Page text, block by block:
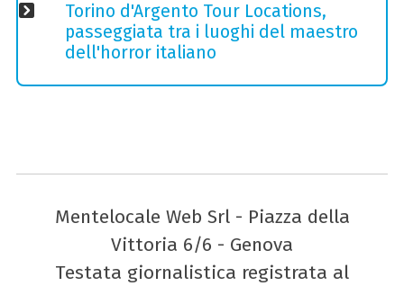
Torino d'Argento Tour Locations,
passeggiata tra i luoghi del maestro
dell'horror italiano
Mentelocale Web Srl - Piazza della
Vittoria 6/6 - Genova
Testata giornalistica registrata al